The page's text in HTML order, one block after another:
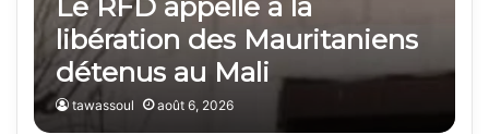
libération des Mauritaniens
détenus au Mali
tawassoul août 6, 2026